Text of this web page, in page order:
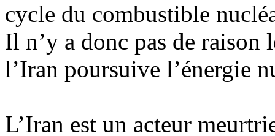
cycle du combustible
Il n’y a donc pas de
l’Iran poursuive l’énergie
L’Iran est un acteur